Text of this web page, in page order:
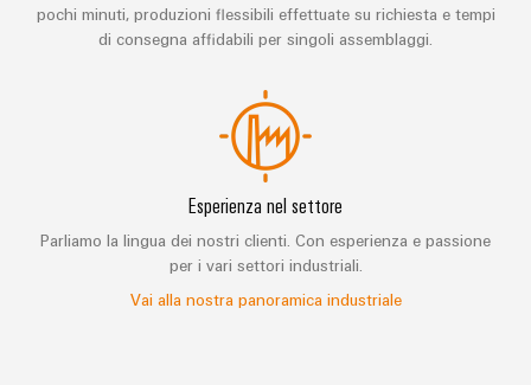
pochi minuti, produzioni flessibili effettuate su richiesta e tempi
di consegna affidabili per singoli assemblaggi.
Esperienza nel settore
Parliamo la lingua dei nostri clienti. Con esperienza e passione
per i vari settori industriali.
Vai alla nostra panoramica industriale